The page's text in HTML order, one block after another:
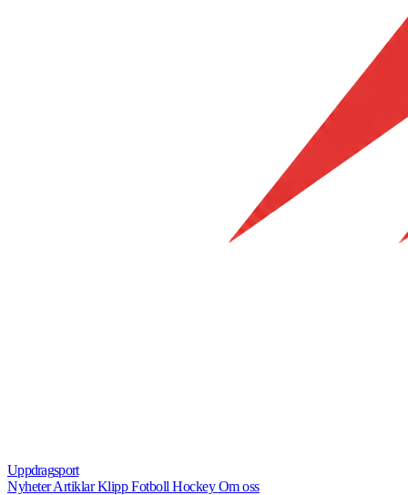
Uppdragsport
NyheterArtiklarKlippFotbollHockeyOm oss